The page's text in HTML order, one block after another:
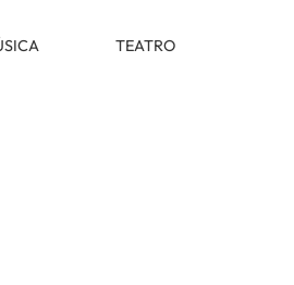
TEATRO